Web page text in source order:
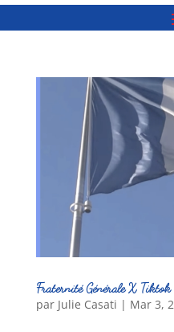
Fraternité Générale X Tiktok
par Julie Casati | Mar 3,